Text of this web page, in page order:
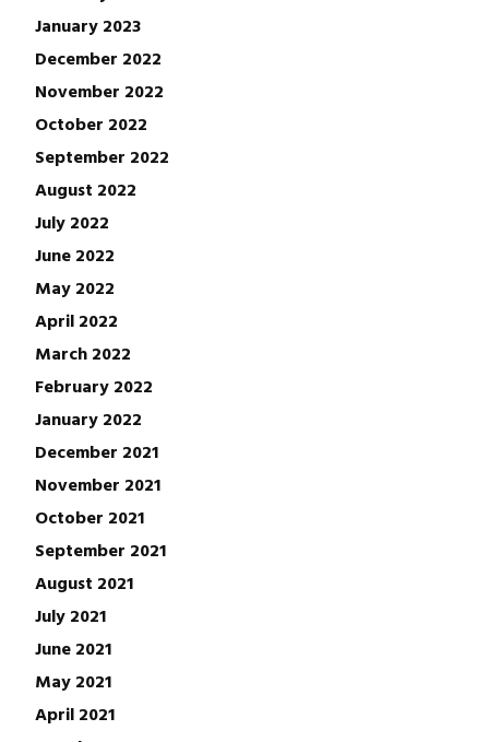
January 2023
December 2022
November 2022
October 2022
September 2022
August 2022
July 2022
June 2022
May 2022
April 2022
March 2022
February 2022
January 2022
December 2021
November 2021
October 2021
September 2021
August 2021
July 2021
June 2021
May 2021
April 2021